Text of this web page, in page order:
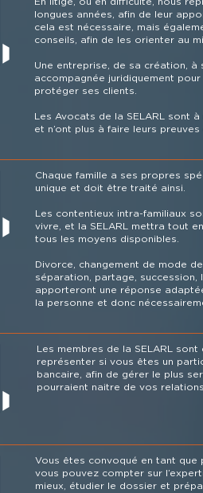
longues années, afin de leur
cela est nécessaire, mais
conseils, afin de les orienter au
Une entreprise, de sa création,
accompagnée juridiquement
protéger ses clients.
Les Avocats de la SELARL sont
et n’ont plus à faire leurs preuves
Chaque famille a ses propres
unique et doit être traité ainsi.
Les contentieux intra-familiaux
vivre, et la SELARL mettra tout
tous les moyens disponibles.
Divorce, changement de mode
séparation, partage, succession,
apporteront une réponse
la personne et donc
Les membres de la SELARL
représenter si vous êtes un
bancaire, afin de gérer le plus
pourraient naitre de vos
Vous êtes convoqué en tant que
vous pouvez compter sur
mieux, étudier le dossier et